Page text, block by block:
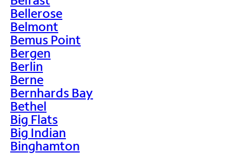
Bellerose
Belmont
Bemus Point
Bergen
Berlin
Berne
Bernhards Bay
Bethel
Big Flats
Big Indian
Binghamton